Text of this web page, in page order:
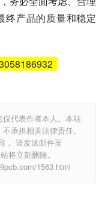
终产品的质量和稳定
代表作者本人。本站
承担相关法律责任。
， 请发送邮件至
将立刻删除。
1563.html